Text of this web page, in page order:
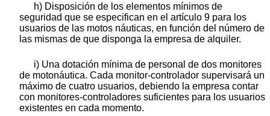
h) Disposición de los elementos mínimos de
seguridad que se especifican en el artículo 9 para los
usuarios de las motos náuticas, en función del número de
las mismas de que disponga la empresa de alquiler.
i) Una dotación mínima de personal de dos monitores
de motonáutica. Cada monitor-controlador supervisará un
máximo de cuatro usuarios, debiendo la empresa contar
con monitores-controladores suficientes para los usuarios
existentes en cada momento.